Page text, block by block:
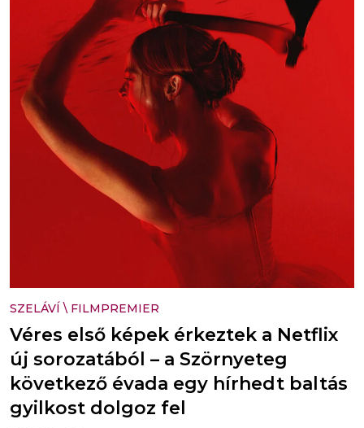
SZELÁVÍ \ FILMPREMIER
Véres első képek érkeztek a Netflix
új sorozatából – a Szörnyeteg
következő évada egy hírhedt baltás
gyilkost dolgoz fel